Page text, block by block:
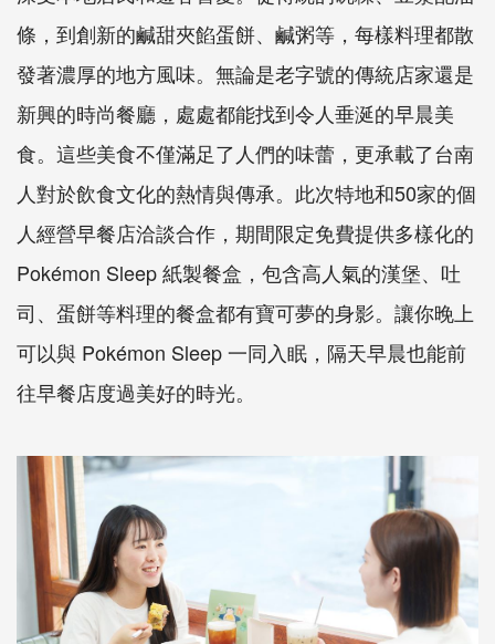
條，到創新的鹹甜夾餡蛋餅、鹹粥等，每樣料理都散
發著濃厚的地方風味。無論是老字號的傳統店家還是
新興的時尚餐廳，處處都能找到令人垂涎的早晨美
食。這些美食不僅滿足了人們的味蕾，更承載了台南
人對於飲食文化的熱情與傳承。此次特地和50家的個
人經營早餐店洽談合作，期間限定免費提供多樣化的
Pokémon Sleep 紙製餐盒，包含高人氣的漢堡、吐
司、蛋餅等料理的餐盒都有寶可夢的身影。讓你晚上
可以與 Pokémon Sleep 一同入眠，隔天早晨也能前
往早餐店度過美好的時光。